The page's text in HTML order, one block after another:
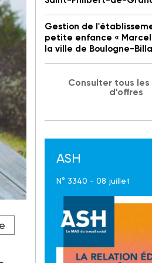
Gestion de
petite enfance « Marcel
la ville de Boulogne-
Consulter tous
d'offres
ASH
N° 3340 - 08 juillet